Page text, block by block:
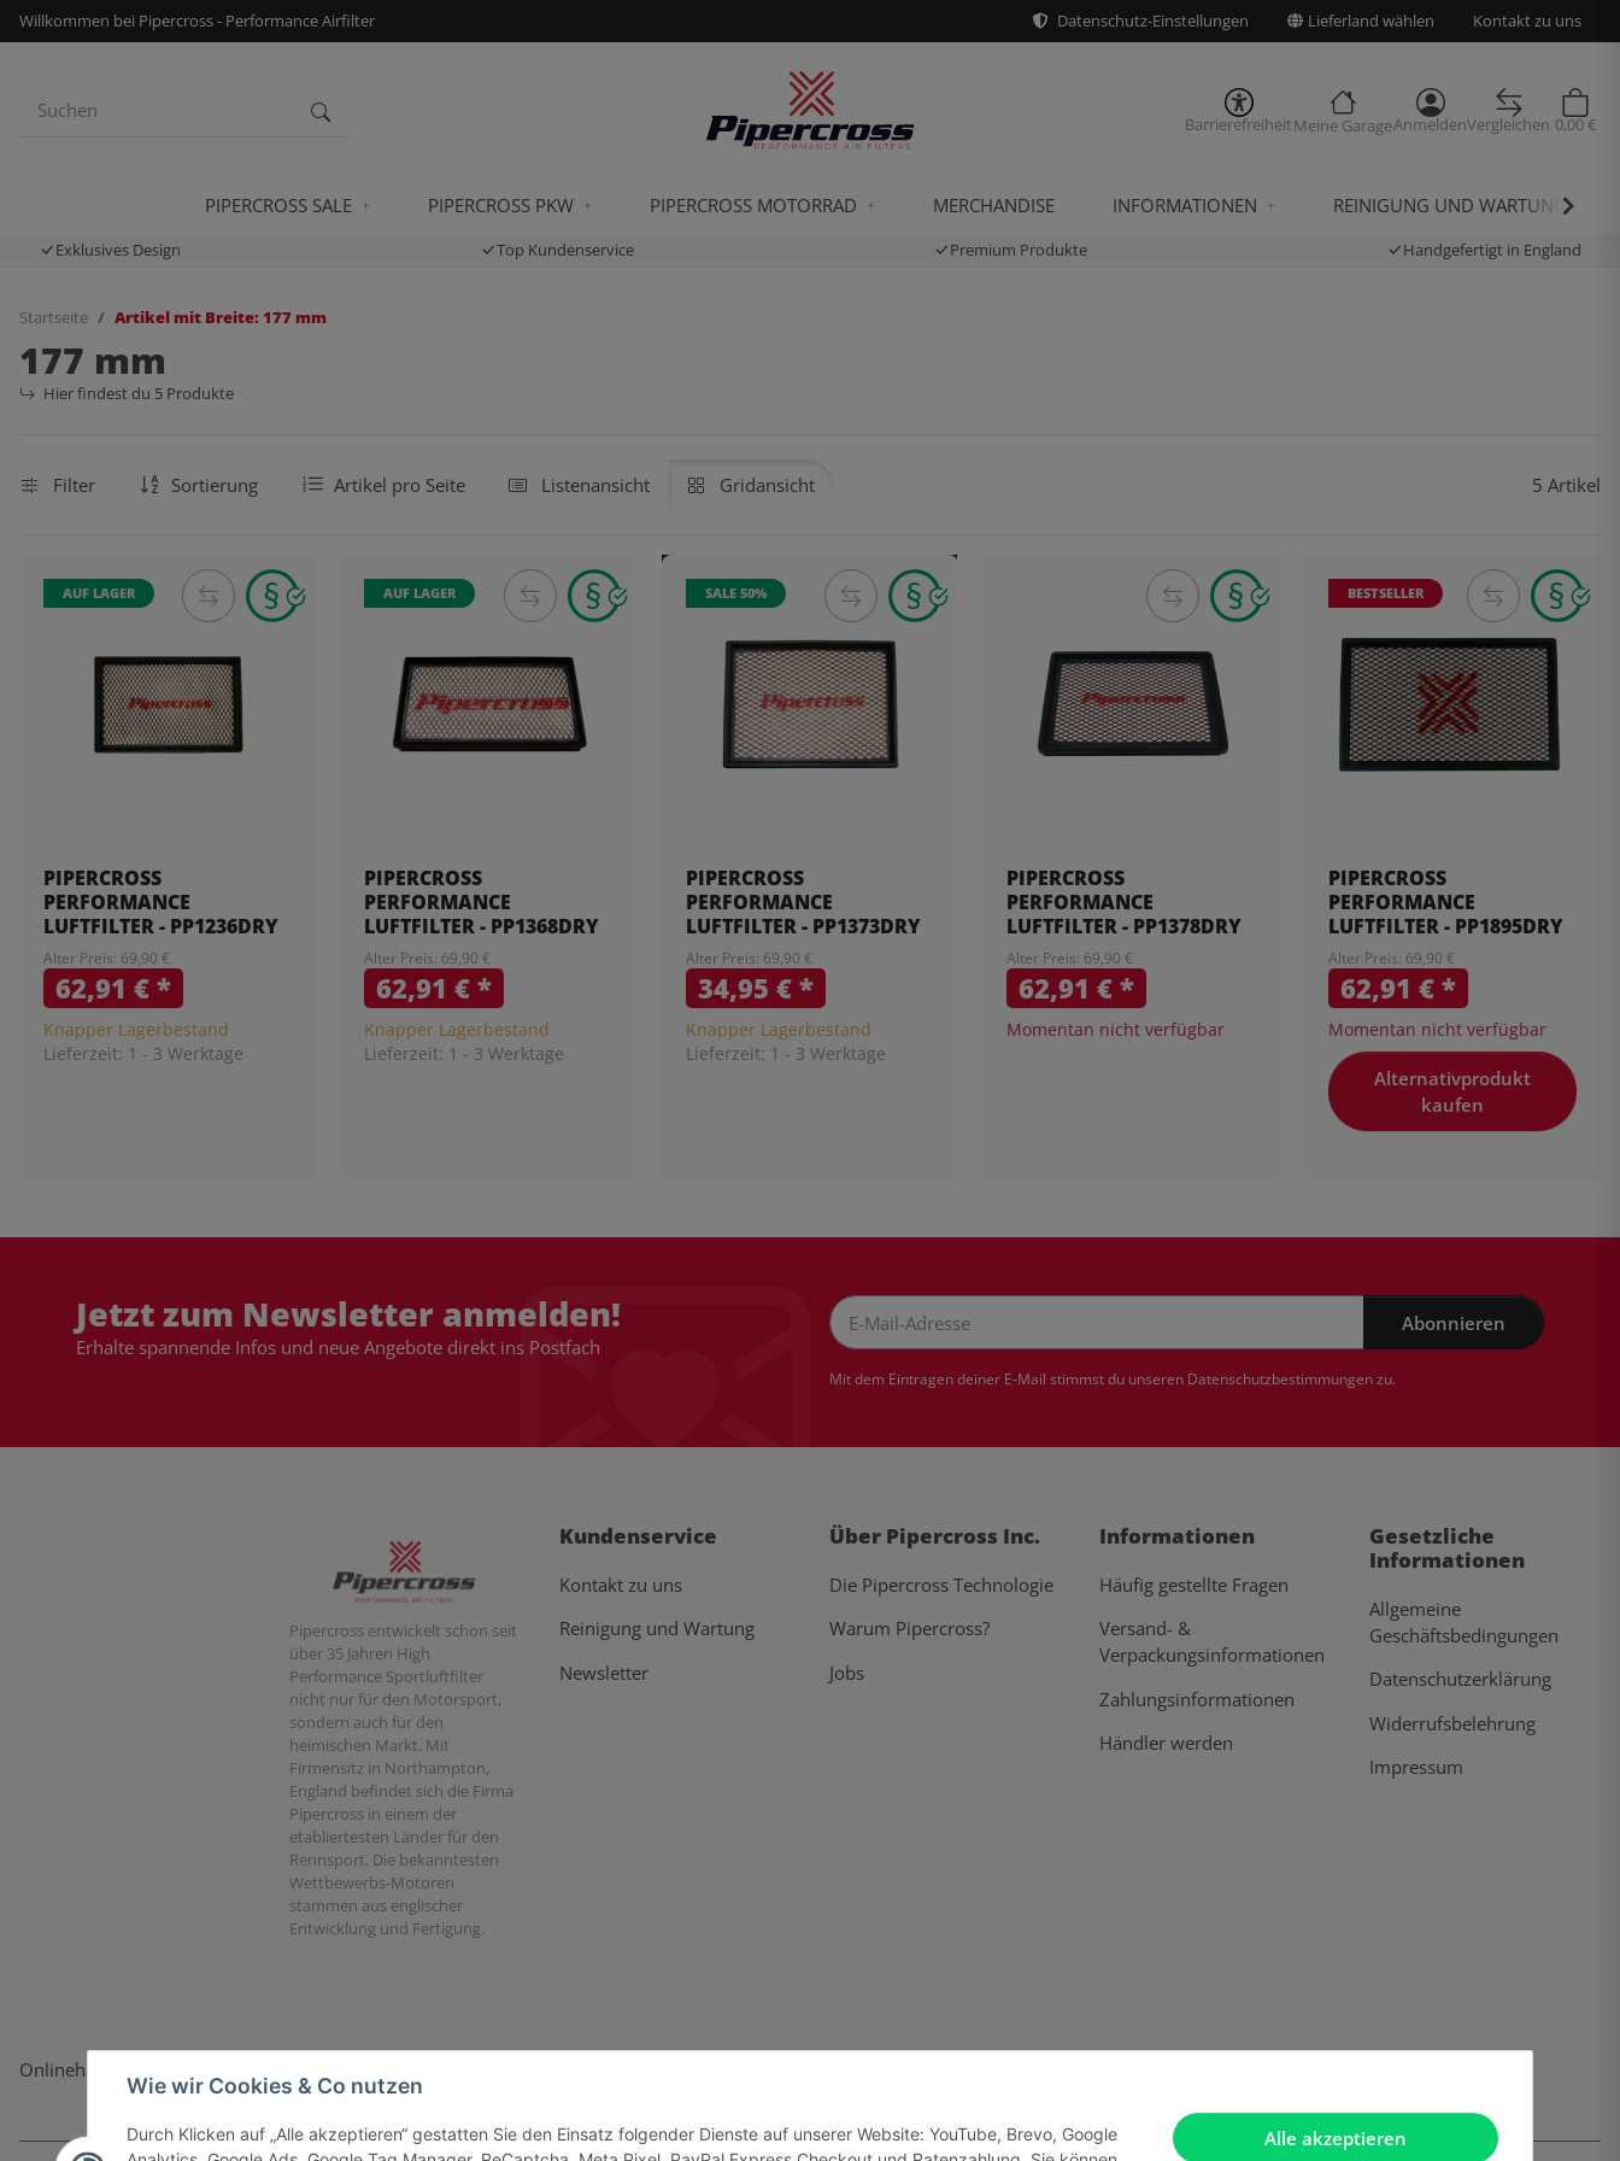
Alle akzeptieren
Wie wir Cookies & Co nutzen
Durch Klicken auf „Alle akzeptieren“ gestatten Sie den Einsatz folgender Dienste auf unserer Website: YouTube, Brevo, Google
Willkommen bei Pipercross - Performance Airfilter Datenschutz-Einstellungen Lieferland wählen Kontakt zu uns
BarrierefreiheitMeine GarageAnmeldenVergleichen 0,00 €
PIPERCROSS SALE PIPERCROSS PKW PIPERCROSS MOTORRAD MERCHANDISE INFORMATIONEN REINIGUNG UND WARTUNG
Exklusives Design Top Kundenservice Premium Produkte Handgefertigt in England
Startseite Artikel mit Breite: 177 mm
177 mm
Hier findest du 5 Produkte
Filter Sortierung Artikel pro Seite Listenansicht Gridansicht 5 Artikel
AUF LAGER
PIPERCROSS
PERFORMANCE
LUFTFILTER - PP1236DRY
Alter Preis: 69,90 €
62,91 €*
Knapper Lagerbestand
Lieferzeit: 1 - 3 Werktage
AUF LAGER
PIPERCROSS
PERFORMANCE
LUFTFILTER - PP1368DRY
Alter Preis: 69,90 €
62,91 €*
Knapper Lagerbestand
Lieferzeit: 1 - 3 Werktage
SALE 50%
PIPERCROSS
PERFORMANCE
LUFTFILTER - PP1373DRY
Alter Preis: 69,90 €
34,95 €*
Knapper Lagerbestand
Lieferzeit: 1 - 3 Werktage
PIPERCROSS
PERFORMANCE
LUFTFILTER - PP1378DRY
Alter Preis: 69,90 €
62,91 €*
Momentan nicht verfügbar
BESTSELLER
PIPERCROSS
PERFORMANCE
LUFTFILTER - PP1895DRY
Alter Preis: 69,90 €
62,91 €*
Momentan nicht verfügbar
Alternativprodukt
kaufen
Jetzt zum Newsletter anmelden!
Erhalte spannende Infos und neue Angebote direkt ins Postfach
Abonnieren
Mit dem Eintragen deiner E-Mail stimmst du unseren Datenschutzbestimmungenzu.
Pipercross entwickelt schon seit
über 35 Jahren High
Performance Sportluftfilter
nicht nur für den Motorsport,
sondern auch für den
heimischen Markt. Mit
Firmensitz in Northampton,
England befindet sich die Firma
Pipercross in einem der
etabliertesten Länder für den
Rennsport. Die bekanntesten
Wettbewerbs-Motoren
stammen aus englischer
Entwicklung und Fertigung.
Kundenservice
Kontakt zu uns
Reinigung und Wartung
Newsletter
Über Pipercross Inc.
Die Pipercross Technologie
Warum Pipercross?
Jobs
Informationen
Häufig gestellte Fragen
Versand- &
Verpackungsinformationen
Zahlungsinformationen
Händler werden
Gesetzliche
Informationen
Allgemeine
Geschäftsbedingungen
Datenschutzerklärung
Widerrufsbelehrung
Impressum
Onlinehandel basiert auf Vertrauen: